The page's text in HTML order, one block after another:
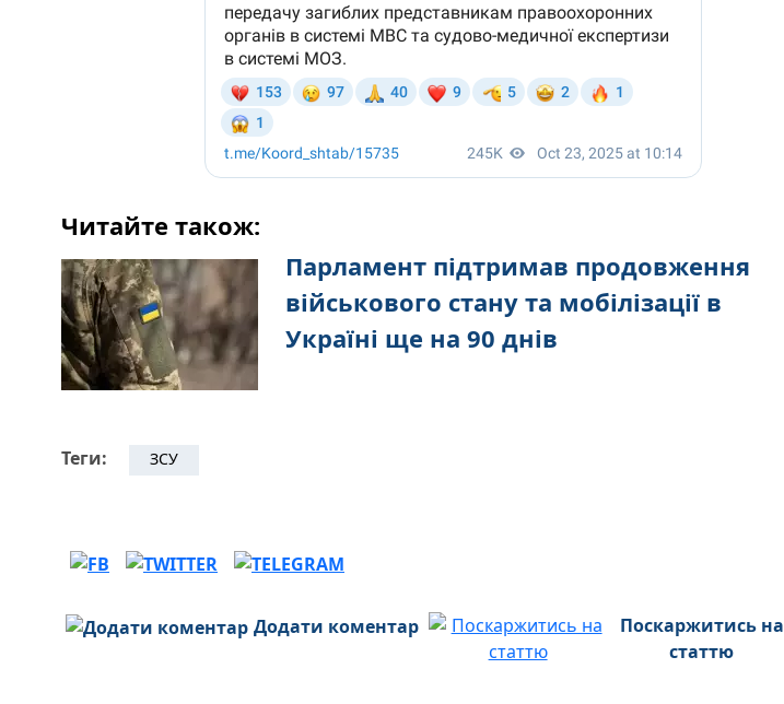
Читайте також:
Парламент підтримав продовження
військового стану та мобілізації в
Україні ще на 90 днів
Теги: ЗСУ
Додати коментар
Поскаржитись на
статтю